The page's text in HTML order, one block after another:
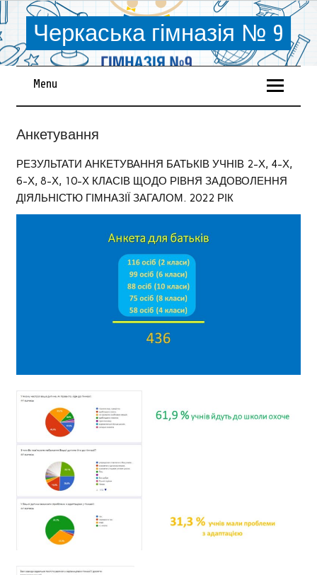
Черкаська гімназія № 9
Menu
Анкетування
РЕЗУЛЬТАТИ АНКЕТУВАННЯ БАТЬКІВ УЧНІВ 2-Х, 4-Х,
6-Х, 8-Х, 10-Х КЛАСІВ ЩОДО РІВНЯ ЗАДОВОЛЕННЯ
ДІЯЛЬНІСТЮ ГІМНАЗІЇ ЗАГАЛОМ. 2022 РІК